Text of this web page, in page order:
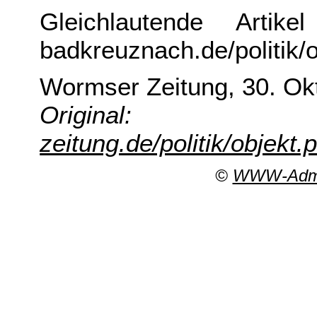
Gleichlautende
badkreuznach.de/politik/
Wormser Zeitung, 30.
zeitung.de/politik/
© WWW-